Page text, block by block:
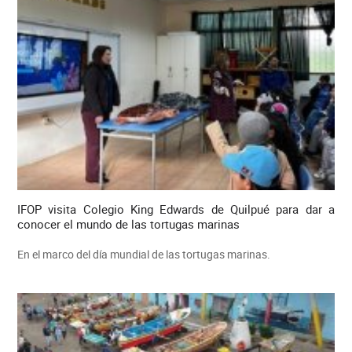
IFOP visita Colegio King Edwards de Quilpué para dar a
conocer el mundo de las tortugas marinas
En el marco del día mundial de las tortugas marinas.